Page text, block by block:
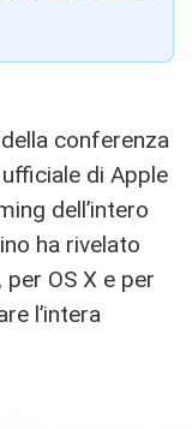
conferenza
di Apple
dell’intero
ha rivelato
OS X e per
l’intera